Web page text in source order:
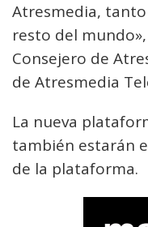
Atresmedia,
resto del
Consejero de
de Atresmedia
La nueva
también estarán
de la plataforma.